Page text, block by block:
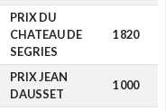
PRIX DU
CHATEAU DE
SEGRIES
1 820
PRIX JEAN
DAUSSET
1 000